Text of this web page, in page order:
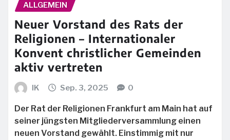
ALLGEMEIN
Neuer Vorstand des Rats der
Religionen – Internationaler
Konvent christlicher Gemeinden
aktiv vertreten
IK Sep. 3, 2025 0
Der Rat der Religionen Frankfurt am Main hat auf
seiner jüngsten Mitgliederversammlung einen
neuen Vorstand gewählt. Einstimmig mit nur